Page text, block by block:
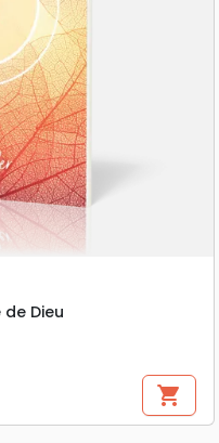
Dieu
shopping_cart